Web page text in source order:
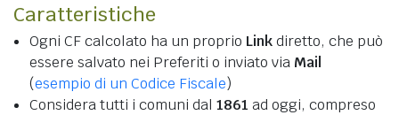
Caratteristiche
Ogni CF calcolato ha un proprio Linkdiretto, che può
essere salvato nei Preferiti o inviato via Mail
(esempio di un Codice Fiscale)
Considera tutti i comuni dal 1861 ad oggi, compreso